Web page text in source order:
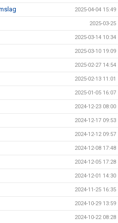
2025-04-04 15:49
2025-03-25
2025-03-14 10:34
2025-03-10 19:09
2025-02-27 14:54
2025-02-13 11:01
2025-01-05 16:07
2024-12-23 08:00
2024-12-17 09:53
2024-12-12 09:57
2024-12-08 17:48
2024-12-05 17:28
2024-12-01 14:30
2024-11-25 16:35
2024-10-29 13:59
2024-10-22 08:28